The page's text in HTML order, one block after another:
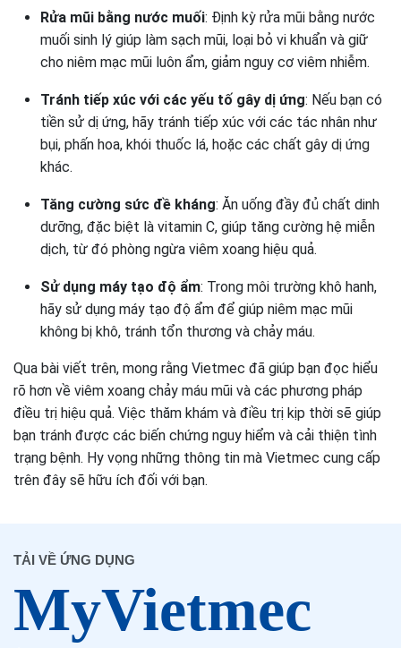
Rửa mũi bằng nước muối: Định kỳ rửa mũi bằng nước
muối sinh lý giúp làm sạch mũi, loại bỏ vi khuẩn và giữ
cho niêm mạc mũi luôn ẩm, giảm nguy cơ viêm nhiễm.
Tránh tiếp xúc với các yếu tố gây dị ứng: Nếu bạn có
tiền sử dị ứng, hãy tránh tiếp xúc với các tác nhân như
bụi, phấn hoa, khói thuốc lá, hoặc các chất gây dị ứng
khác.
Tăng cường sức đề kháng: Ăn uống đầy đủ chất dinh
dưỡng, đặc biệt là vitamin C, giúp tăng cường hệ miễn
dịch, từ đó phòng ngừa viêm xoang hiệu quả.
Sử dụng máy tạo độ ẩm: Trong môi trường khô hanh,
hãy sử dụng máy tạo độ ẩm để giúp niêm mạc mũi
không bị khô, tránh tổn thương và chảy máu.
Qua bài viết trên, mong rằng Vietmec đã giúp bạn đọc hiểu
rõ hơn về viêm xoang chảy máu mũi và các phương pháp
điều trị hiệu quả. Việc thăm khám và điều trị kịp thời sẽ giúp
bạn tránh được các biến chứng nguy hiểm và cải thiện tình
trạng bệnh. Hy vọng những thông tin mà Vietmec cung cấp
trên đây sẽ hữu ích đối với bạn.
TẢI VỀ ỨNG DỤNG